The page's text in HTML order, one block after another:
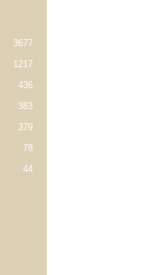
3677
1217
436
383
379
78
44